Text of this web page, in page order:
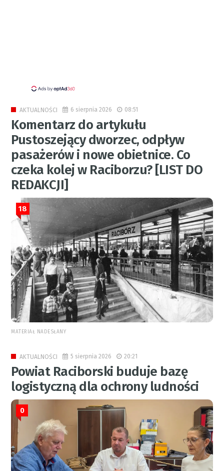
AKTUALNOŚCI 6 sierpnia 2026 08:51
Komentarz do artykułu
Pustoszejący dworzec, odpływ
pasażerów i nowe obietnice. Co
czeka kolej w Raciborzu? [LIST DO
REDAKCJI]
18
MATERIAŁ NADESŁANY
AKTUALNOŚCI 5 sierpnia 2026 20:21
Powiat Raciborski buduje bazę
logistyczną dla ochrony ludności
0